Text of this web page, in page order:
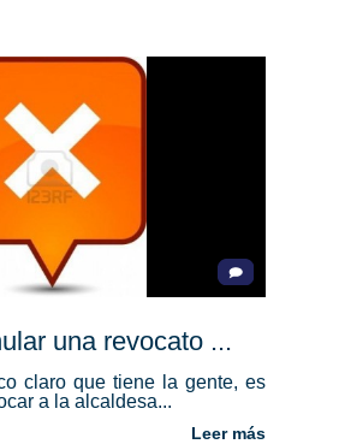
una revocato ...
claro que tiene la gente, es
a la alcaldesa...
Leer más